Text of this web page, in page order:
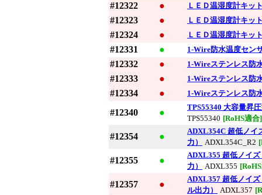
#12322 ● ＬＥＤ温湿度計キッ
#12323 ● ＬＥＤ温湿度計キッ
#12324 ● ＬＥＤ温湿度計キッ
#12331 ● 1-Wire防水温度セン
#12332 ● 1-Wireステンレス防
#12333 ● 1-Wireステンレス防
#12334 ● 1-Wireステンレス防
#12340 ●
TPS55340 大容量昇
TPS55340 [RoHS適合]
#12354 ●
ADXL354C 超低ノイ
力）
ADXL354C_R2
#12355 ●
ADXL355 超低ノイ
力）
ADXL355
#12357 ●
ADXL357 超低ノイ
ル出力）
ADXL357